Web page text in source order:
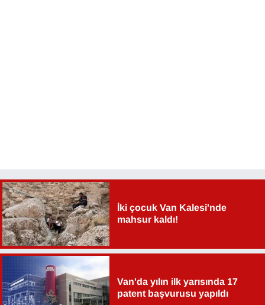
İki çocuk Van Kalesi'nde
mahsur kaldı!
Van'da yılın ilk yarısında 17
patent başvurusu yapıldı